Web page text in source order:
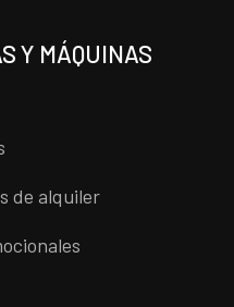
Y MÁQUINAS
de alquiler